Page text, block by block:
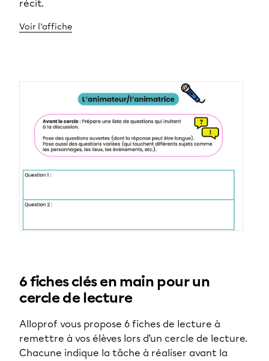
récit.
Voir l’affiche
6 fiches clés en main pour un
cercle de lecture
Alloprof vous propose 6 fiches de lecture à
remettre à vos élèves lors d’un cercle de lecture.
Chacune indique la tâche à réaliser avant la